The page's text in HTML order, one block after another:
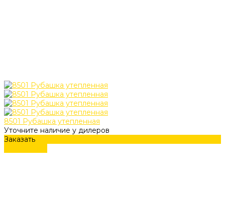
8501 Рубашка утепленная
Уточните наличие у дилеров
Заказать